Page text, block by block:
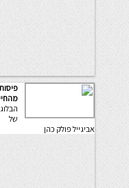
פיסות
הבלוג
של
אביגייל פולק כהן